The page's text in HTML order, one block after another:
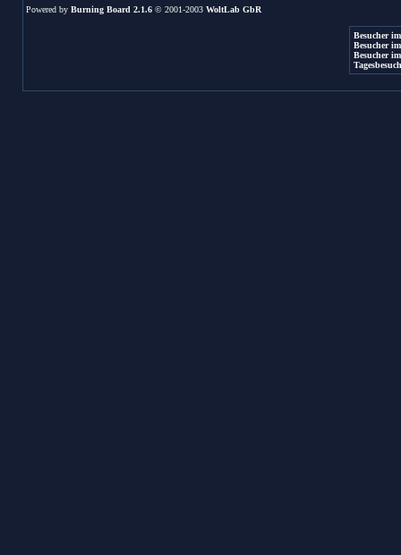
Powered by Burning Board 2.1.6© 2001-2003 WoltLab GbR
Besucher
Besucher
Besucher